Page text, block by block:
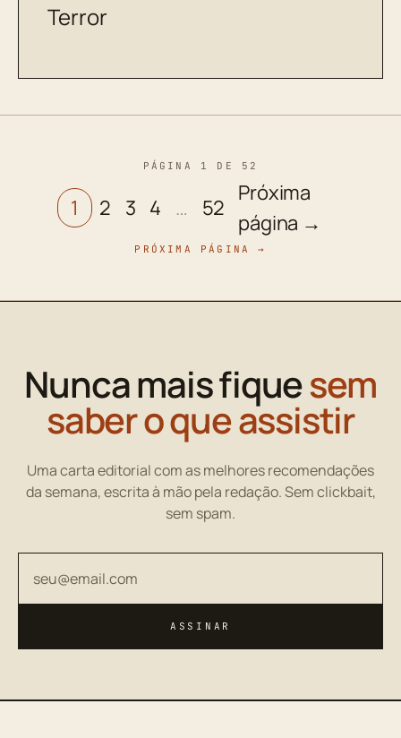
Terror
PÁGINA 1 DE 52
1 2 3 4 … 52
Próxima
página →
PRÓXIMA PÁGINA →
Nunca mais fiquesem
saber o que assistir
Uma carta editorial com as melhores recomendações
da semana, escrita à mão pela redação. Sem clickbait,
sem spam.
ASSINAR